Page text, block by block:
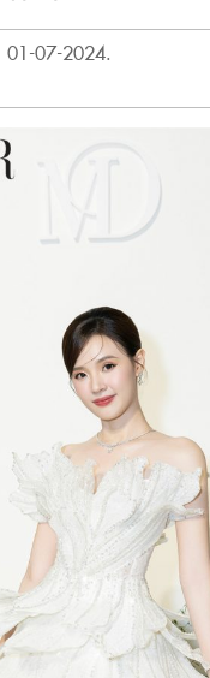
01-07-2024.